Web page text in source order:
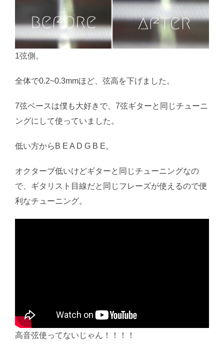
1弦側。
全体で0.2~0.3mmほど、弦高を下げました。
7弦ベースは僕も大好きで、7弦ギターと同じチューニ
ングにして使っていました。
低い方からB E A D G B E。
オクターブ低いけどギターと同じチューニングなの
で、ギタリスト目線だと同じフレーズが使えるので便
利なチューニング。
高音弦使ってないじゃん！！！！